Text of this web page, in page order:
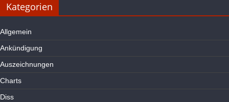
Kategorien
Allgemein
Ankündigung
Auszeichnungen
Charts
Diss